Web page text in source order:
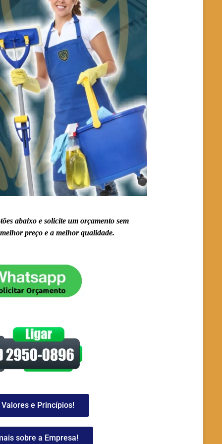
abaixo e solicite um orçamento sem
preço e a melhor qualidade.
e Princípios!
sobre a Empresa!